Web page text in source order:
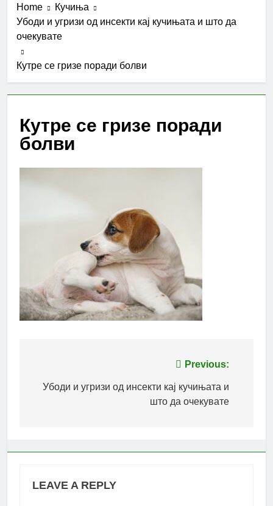
Home
Кучиња
Убоди и угризи од инсекти кај кучињата и што да
очекувате
Кутре се гризе поради болви
Кутре се гризе поради
болви
navigation
Previous:
Убоди и угризи од инсекти кај кучињата и
што да очекувате
LEAVE A REPLY